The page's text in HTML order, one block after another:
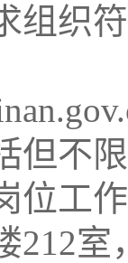
组织
但不
位工
212室